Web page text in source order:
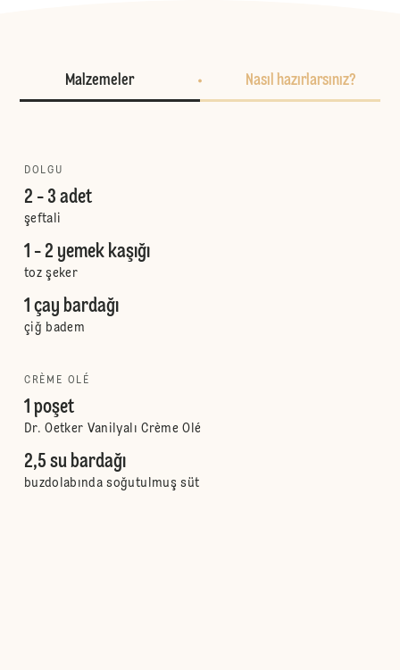
Malzemeler Nasıl hazırlarsınız?
DOLGU
2 - 3 adet
şeftali
1 - 2 yemek kaşığı
toz şeker
1 çay bardağı
çiğ badem
CRÈME OLÉ
1 poşet
Dr. Oetker Vanilyalı Crème Olé
2,5 su bardağı
buzdolabında soğutulmuş süt